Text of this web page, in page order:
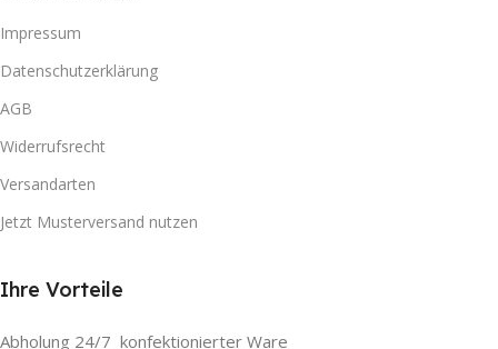
Impressum
Datenschutzerklärung
AGB
Widerrufsrecht
Versandarten
Jetzt Musterversand nutzen
Ihre Vorteile
Abholung 24/7 konfektionierter Ware